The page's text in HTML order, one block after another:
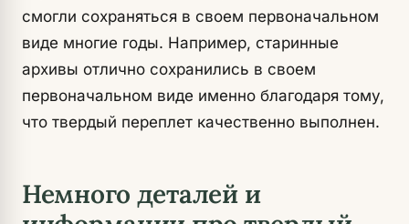
смогли сохраняться в своем первоначальном
виде многие годы. Например, старинные
архивы отлично сохранились в своем
первоначальном виде именно благодаря тому,
что твердый переплет качественно выполнен.
Немного деталей и